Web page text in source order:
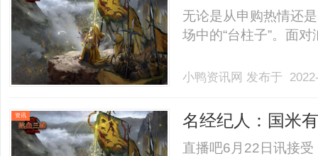
限购
无论是从申购热情还
场中的“台柱子”。面
小鸭资讯网 发布于
资讯
名经纪人：国米
引进迪巴拉
直播吧6月22日讯接